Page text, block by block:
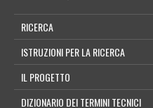
RICERCA
ISTRUZIONI PER LA RICERCA
IL PROGETTO
DIZIONARIO DEI TERMINI TECNICI